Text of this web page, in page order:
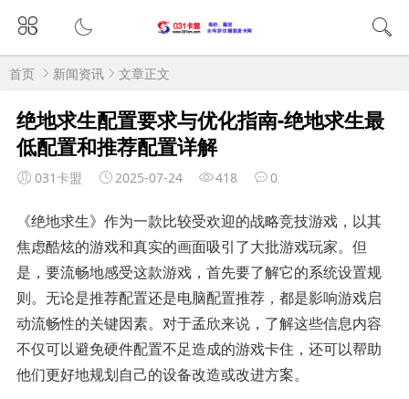
首页 新闻资讯 文章正文
绝地求生配置要求与优化指南-绝地求生最
低配置和推荐配置详解
031卡盟 2025-07-24 418 0
《绝地求生》作为一款比较受欢迎的战略竞技游戏，以其
焦虑酷炫的游戏和真实的画面吸引了大批游戏玩家。但
是，要流畅地感受这款游戏，首先要了解它的系统设置规
则。无论是推荐配置还是电脑配置推荐，都是影响游戏启
动流畅性的关键因素。对于孟欣来说，了解这些信息内容
不仅可以避免硬件配置不足造成的游戏卡住，还可以帮助
他们更好地规划自己的设备改造或改进方案。